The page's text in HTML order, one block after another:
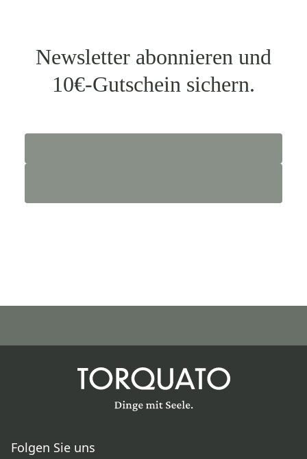
Newsletter abonnieren und
10€-Gutschein sichern.
Folgen Sie uns